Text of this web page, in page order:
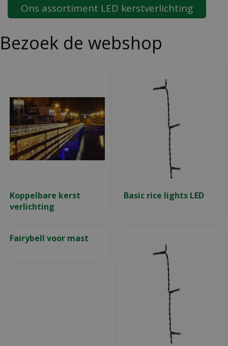
Ons assortiment LED kerstverlichting
Bezoek de webshop
Koppelbare kerst
verlichting
Basic rice lights LED
Fairybell voor mast